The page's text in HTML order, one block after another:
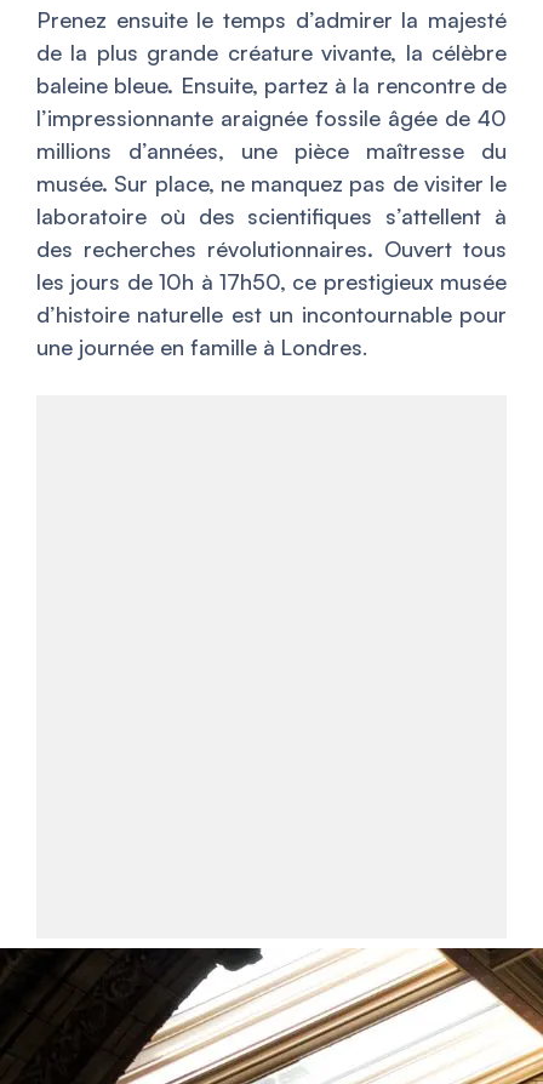
Prenez ensuite le temps d’admirer la majesté
de la plus grande créature vivante, la célèbre
baleine bleue. Ensuite, partez à la rencontre de
l’impressionnante araignée fossile âgée de 40
millions d’années, une pièce maîtresse du
musée. Sur place, ne manquez pas de visiter le
laboratoire où des scientifiques s’attellent à
des recherches révolutionnaires. Ouvert tous
les jours de 10h à 17h50, ce prestigieux musée
d’histoire naturelle est un incontournable pour
une journée en famille à Londres.